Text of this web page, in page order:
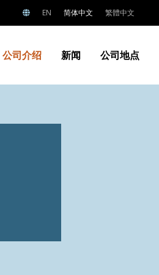
EN 简体中文 繁體中文
公司介绍 新闻 公司地点